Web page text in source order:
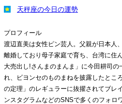
天秤座の今日の運勢
プロフィール
渡辺直美は女性ピン芸人。父親が日本人
離婚しており母子家庭で育ち、台湾に住
大売出し!さんまのまんま」に今田耕司の
れ、ビヨンセのものまねを披露したとこ
の定理」のレギュラーに抜擢されてブレ
ンスタグラムなどのSNSで多くのフォロ